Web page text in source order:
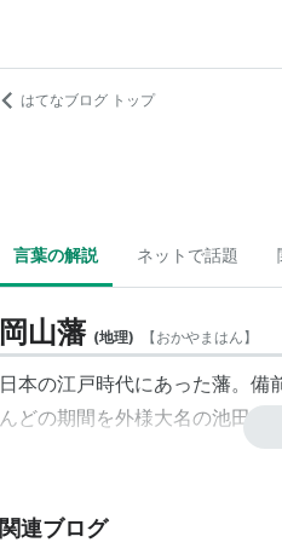
はてなブログ トップ
言葉の解説 ネットで話題
岡山藩 (地理) 【おかやまはん】
日本の江戸時代にあった藩。備
んどの期間を外様大名の池田氏
関連ブログ